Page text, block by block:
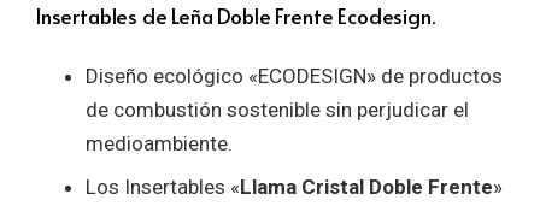
Insertables de Leña Doble Frente Ecodesign.
Diseño ecológico «ECODESIGN» de productos
de combustión sostenible sin perjudicar el
medioambiente.
Los Insertables «Llama Cristal Doble Frente»